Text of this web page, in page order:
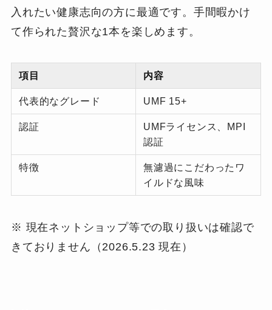
入れたい健康志向の方に最適です。手間暇かけ
て作られた贅沢な1本を楽しめます。
項目 内容
代表的なグレード UMF 15+
認証
UMFライセンス、MPI
認証
特徴
無濾過にこだわったワ
イルドな風味
※ 現在ネットショップ等での取り扱いは確認で
きておりません（2026.5.23 現在）